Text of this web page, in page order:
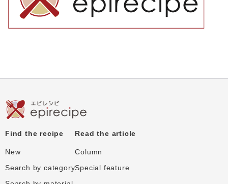
Find the recipe
New
Search by category
Read the article
Column
Special feature